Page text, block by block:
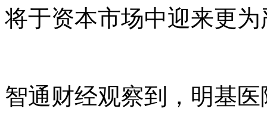
将于资本市场中迎来更
智通财经观察到，明基